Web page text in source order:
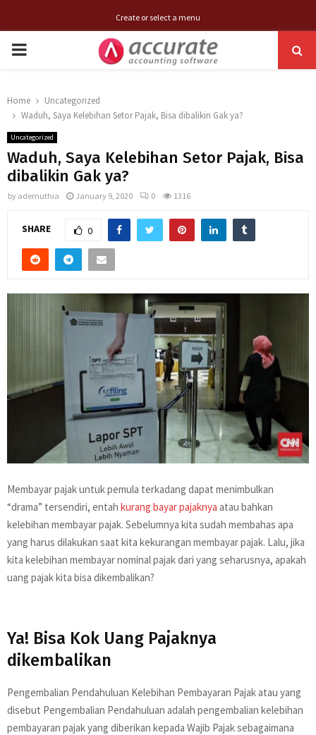
Create or select a menu
PRIMARY
Home
Uncategorized
Waduh, Saya Kelebihan Setor Pajak, Bisa dibalikin Gak ya?
Uncategorized
Waduh, Saya Kelebihan Setor Pajak, Bisa
dibalikin Gak ya?
by ademuthia January 9, 2020 0 1316
SHARE 0
Membayar pajak untuk pemula terkadang dapat menimbulkan
“drama” tersendiri, entah kurang bayar pajaknya atau bahkan
kelebihan membayar pajak. Sebelumnya kita sudah membahas apa
yang harus dilakukan saat kita kekurangan membayar pajak. Lalu, jika
kita kelebihan membayar nominal pajak dari yang seharusnya, apakah
uang pajak kita bisa dikembalikan?
Ya! Bisa Kok Uang Pajaknya
dikembalikan
Pengembalian Pendahuluan Kelebihan Pembayaran Pajak atau yang
disebut Pengembalian Pendahuluan adalah pengembalian kelebihan
pembayaran pajak yang diberikan kepada Wajib Pajak sebagaimana